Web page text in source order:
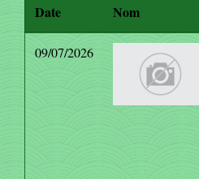
Date Nom
09/07/2026